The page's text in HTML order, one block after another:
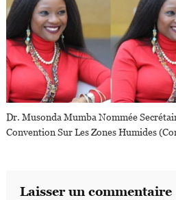
Dr. Musonda Mumba Nommée
Convention Sur Les Zones Humides
Laisser un commentaire